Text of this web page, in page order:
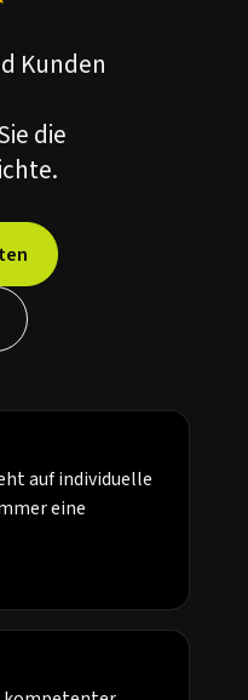
Kunden
die
auf individuelle
eine